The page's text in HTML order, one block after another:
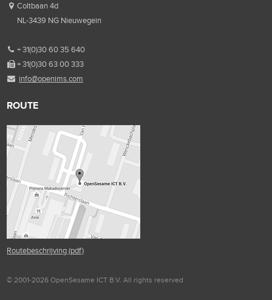
Coltbaan 4d
NL-3439 NG Nieuwegein
+ 31(0)30 60 35 640
+ 31(0)30 63 00 333
info@openims.com
ROUTE
Routebeschrijving (pdf)
© 2001-2026 OpenSesame ICT B.V. All rights reserved